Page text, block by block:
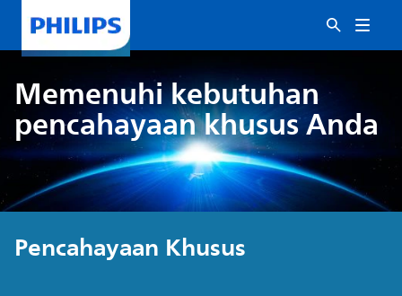
Memenuhi kebutuhan
pencahayaan khusus Anda
Pencahayaan Khusus